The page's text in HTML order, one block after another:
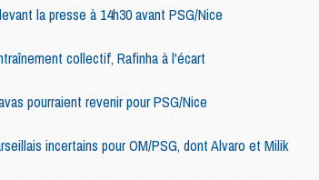
la presse à 14h30 avant PSG/Nice
collectif, Rafinha à l'écart
pourraient revenir pour PSG/Nice
incertains pour OM/PSG, dont Alvaro et Milik